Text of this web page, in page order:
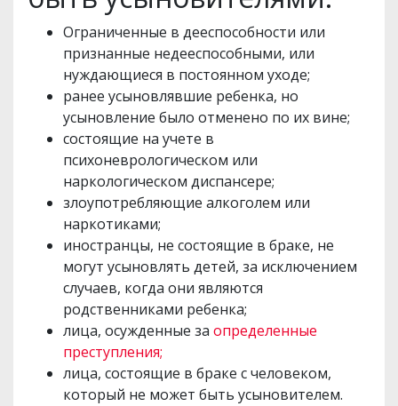
Ограниченные в дееспособности или
признанные недееспособными, или
нуждающиеся в постоянном уходе;
ранее усыновлявшие ребенка, но
усыновление было отменено по их вине;
состоящие на учете в
психоневрологическом или
наркологическом диспансере;
злоупотребляющие алкоголем или
наркотиками;
иностранцы, не состоящие в браке, не
могут усыновлять детей, за исключением
случаев, когда они являются
родственниками ребенка;
лица, осужденные за определенные
преступления;
лица, состоящие в браке с человеком,
который не может быть усыновителем.